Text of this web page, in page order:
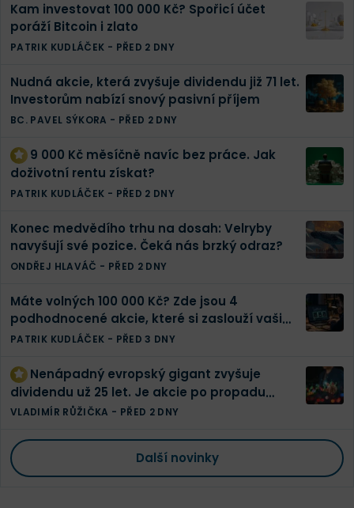
Kam investovat 100 000 Kč? Spořicí účet
poráží Bitcoin i zlato
PATRIK KUDLÁČEK - PŘED 2 DNY
Nudná akcie, která zvyšuje dividendu již 71 let.
Investorům nabízí snový pasivní příjem
BC. PAVEL SÝKORA - PŘED 2 DNY
9 000 Kč měsíčně navíc bez práce. Jak
doživotní rentu získat?
PATRIK KUDLÁČEK - PŘED 2 DNY
Konec medvědího trhu na dosah: Velryby
navyšují své pozice. Čeká nás brzký odraz?
ONDŘEJ HLAVÁČ - PŘED 2 DNY
Máte volných 100 000 Kč? Zde jsou 4
podhodnocené akcie, které si zaslouží vaši
pozornost
PATRIK KUDLÁČEK - PŘED 3 DNY
Nenápadný evropský gigant zvyšuje
dividendu už 25 let. Je akcie po propadu
konečně levná?
VLADIMÍR RŮŽIČKA - PŘED 2 DNY
Další novinky